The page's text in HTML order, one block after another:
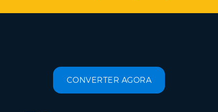
CONVERTER AGORA